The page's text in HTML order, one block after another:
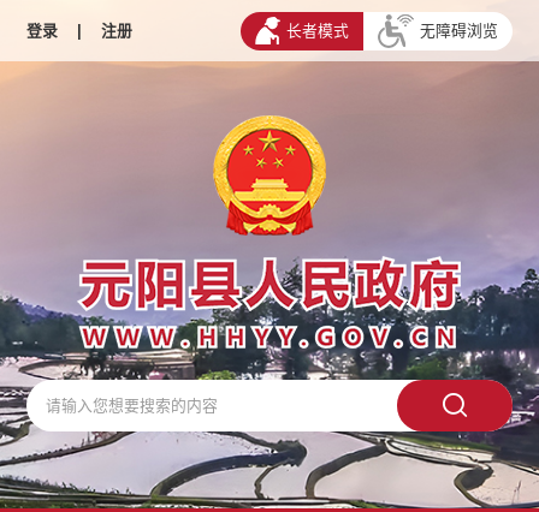
登录 | 注册 长者模式 无障碍浏览